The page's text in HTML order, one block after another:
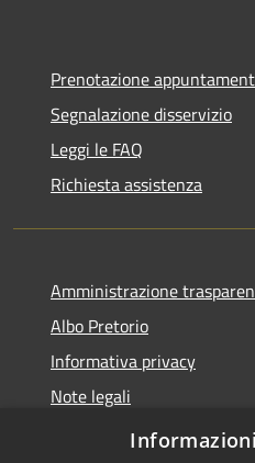
Prenotazione
Segnalazione disservizio
Leggi le FAQ
Richiesta assistenza
Amministrazione
Albo Pretorio
Informativa privacy
Note legali
Dichiarazione di accessibilità